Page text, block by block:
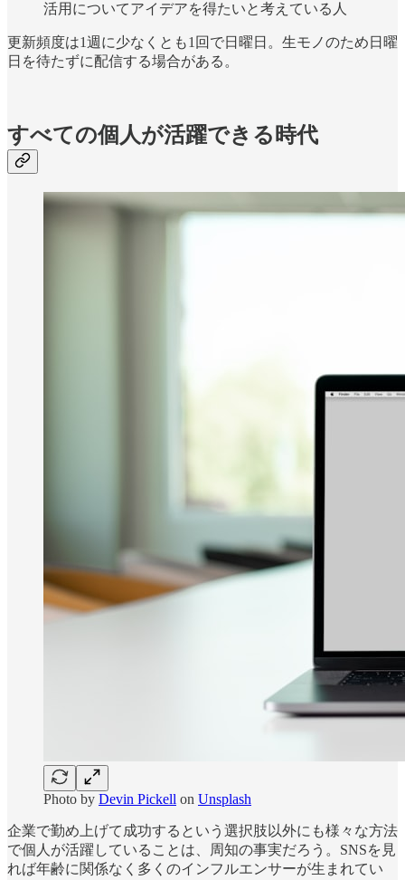
活用についてアイデアを得たいと考えている人
更新頻度は1週に少なくとも1回で日曜日。生モノのため日曜
日を待たずに配信する場合がある。
すべての個人が活躍できる時代
Photo by Devin Pickell on Unsplash
企業で勤め上げて成功するという選択肢以外にも様々な方法
で個人が活躍していることは、周知の事実だろう。SNSを見
れば年齢に関係なく多くのインフルエンサーが生まれてい